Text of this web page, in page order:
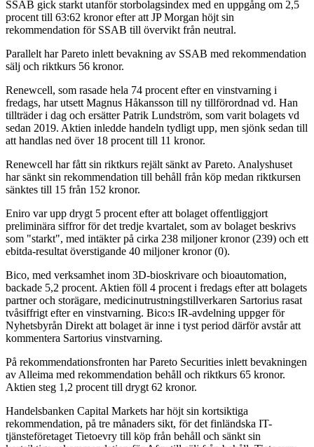
SSAB gick starkt utanför storbolagsindex med en uppgång om 2,5
procent till 63:62 kronor efter att JP Morgan höjt sin
rekommendation för SSAB till övervikt från neutral.
Parallelt har Pareto inlett bevakning av SSAB med rekommendation
sälj och riktkurs 56 kronor.
Renewcell, som rasade hela 74 procent efter en vinstvarning i
fredags, har utsett Magnus Håkansson till ny tillförordnad vd. Han
tillträder i dag och ersätter Patrik Lundström, som varit bolagets vd
sedan 2019. Aktien inledde handeln tydligt upp, men sjönk sedan till
att handlas ned över 18 procent till 11 kronor.
Renewcell har fått sin riktkurs rejält sänkt av Pareto. Analyshuset
har sänkt sin rekommendation till behåll från köp medan riktkursen
sänktes till 15 från 152 kronor.
Eniro var upp drygt 5 procent efter att bolaget offentliggjort
preliminära siffror för det tredje kvartalet, som av bolaget beskrivs
som "starkt", med intäkter på cirka 238 miljoner kronor (239) och ett
ebitda-resultat överstigande 40 miljoner kronor (0).
Bico, med verksamhet inom 3D-bioskrivare och bioautomation,
backade 5,2 procent. Aktien föll 4 procent i fredags efter att bolagets
partner och storägare, medicinutrustningstillverkaren Sartorius rasat
tvåsiffrigt efter en vinstvarning. Bico:s IR-avdelning uppger för
Nyhetsbyrån Direkt att bolaget är inne i tyst period därför avstår att
kommentera Sartorius vinstvarning.
På rekommendationsfronten har Pareto Securities inlett bevakningen
av Alleima med rekommendation behåll och riktkurs 65 kronor.
Aktien steg 1,2 procent till drygt 62 kronor.
Handelsbanken Capital Markets har höjt sin kortsiktiga
rekommendation, på tre månaders sikt, för det finländska IT-
tjänsteföretaget Tietoevry till köp från behåll och sänkt sin